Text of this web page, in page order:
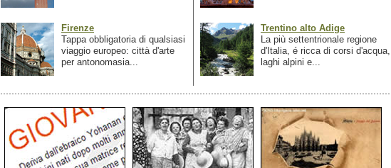
Firenze
Tappa obbligatoria di qualsiasi
viaggio europeo: città d'arte
per antonomasia...
Trentino alto Adige
La più settentrionale regione
d'Italia, é ricca di corsi d'acqua,
laghi alpini e...